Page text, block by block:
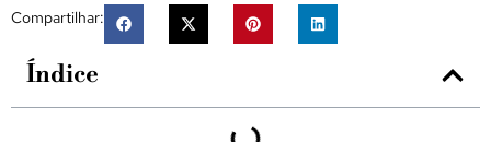
Compartilhar:
Índice